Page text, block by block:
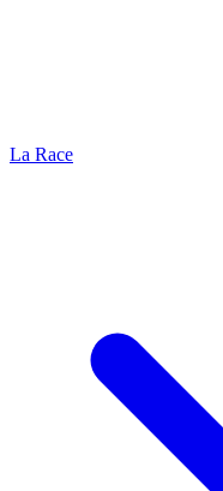
La Race